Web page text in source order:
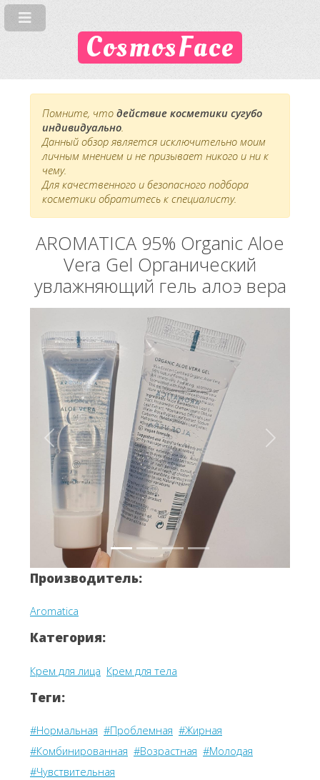
CosmosFace
Помните, что действие косметики сугубо
индивидуально.
Данный обзор является исключительно моим
личным мнением и не призывает никого и ни к
чему.
Для качественного и безопасного подбора
косметики обратитесь к специалисту.
AROMATICA 95% Organic Aloe
Vera Gel Органический
увлажняющий гель алоэ вера
Вперёд Назад
Производитель:
Aromatica
Категория:
Крем для лица Крем для тела
Теги:
#Нормальная #Проблемная #Жирная
#Комбинированная #Возрастная #Молодая
#Чувствительная